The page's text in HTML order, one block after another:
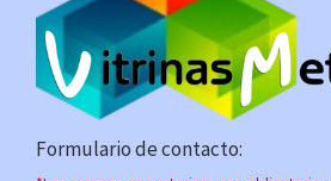
Formulario de contacto: